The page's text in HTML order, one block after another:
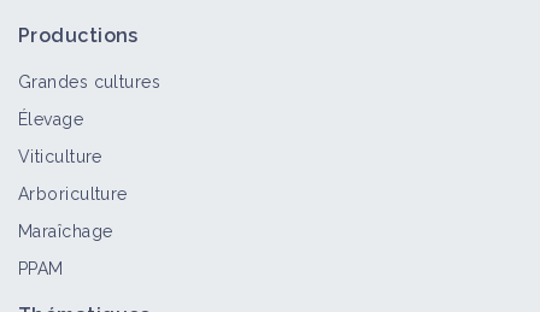
Productions
Grandes cultures
Élevage
Viticulture
Arboriculture
Maraîchage
PPAM